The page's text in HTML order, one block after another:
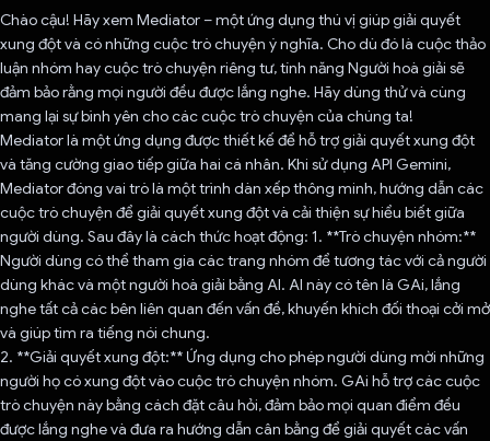
Chào cậu! Hãy xem Mediator – một ứng dụng thú vị giúp giải quyết
xung đột và có những cuộc trò chuyện ý nghĩa. Cho dù đó là cuộc thảo
luận nhóm hay cuộc trò chuyện riêng tư, tính năng Người hoà giải sẽ
đảm bảo rằng mọi người đều được lắng nghe. Hãy dùng thử và cùng
mang lại sự bình yên cho các cuộc trò chuyện của chúng ta!
Mediator là một ứng dụng được thiết kế để hỗ trợ giải quyết xung đột
và tăng cường giao tiếp giữa hai cá nhân. Khi sử dụng API Gemini,
Mediator đóng vai trò là một trình dàn xếp thông minh, hướng dẫn các
cuộc trò chuyện để giải quyết xung đột và cải thiện sự hiểu biết giữa
người dùng. Sau đây là cách thức hoạt động: 1. **Trò chuyện nhóm:**
Người dùng có thể tham gia các trang nhóm để tương tác với cả người
dùng khác và một người hoà giải bằng AI. AI này có tên là GAi, lắng
nghe tất cả các bên liên quan đến vấn đề, khuyến khích đối thoại cởi mở
và giúp tìm ra tiếng nói chung.
2. **Giải quyết xung đột:** Ứng dụng cho phép người dùng mời những
người họ có xung đột vào cuộc trò chuyện nhóm. GAi hỗ trợ các cuộc
trò chuyện này bằng cách đặt câu hỏi, đảm bảo mọi quan điểm đều
được lắng nghe và đưa ra hướng dẫn cân bằng để giải quyết các vấn